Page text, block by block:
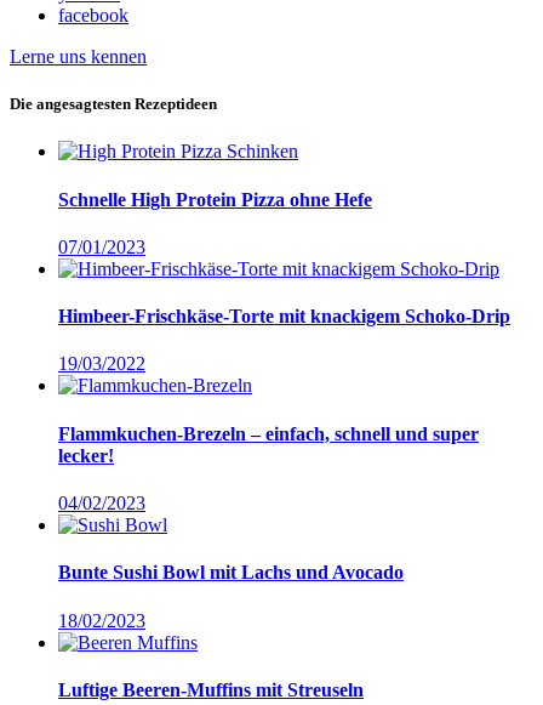
facebook
Lerne uns kennen
Die angesagtesten Rezeptideen
Schnelle High Protein Pizza ohne Hefe
07/01/2023
Himbeer-Frischkäse-Torte mit knackigem Schoko-Drip
19/03/2022
Flammkuchen-Brezeln – einfach, schnell und super
lecker!
04/02/2023
Bunte Sushi Bowl mit Lachs und Avocado
18/02/2023
Luftige Beeren-Muffins mit Streuseln